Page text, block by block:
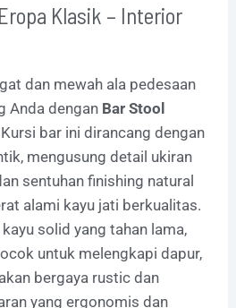
Klasik – Interior
dan mewah ala pedesaan
Anda dengan Bar Stool
Kursi bar ini dirancang dengan
mengusung detail ukiran
sentuhan finishing natural
alami kayu jati berkualitas.
solid yang tahan lama,
untuk melengkapi dapur,
bergaya rustic dan
yang ergonomis dan